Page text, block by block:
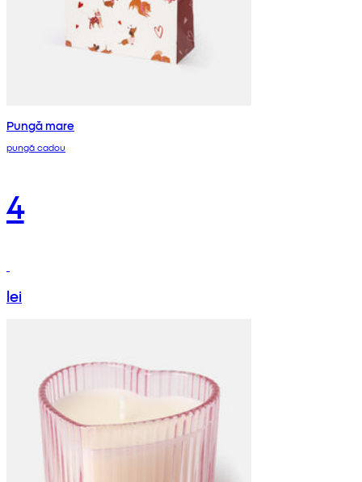
Pungă mare
pungă cadou
4
lei